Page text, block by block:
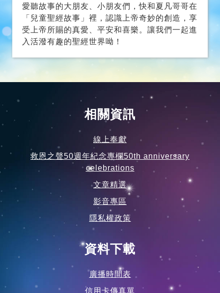
入活潑有趣的聖經世界呦！
線上奉獻
救恩之聲50週年紀念專欄50th anniversary
celebrations
文章精選
影音專區
隱私權政策
資料下載
信用卡傳真單
奉獻劃撥單